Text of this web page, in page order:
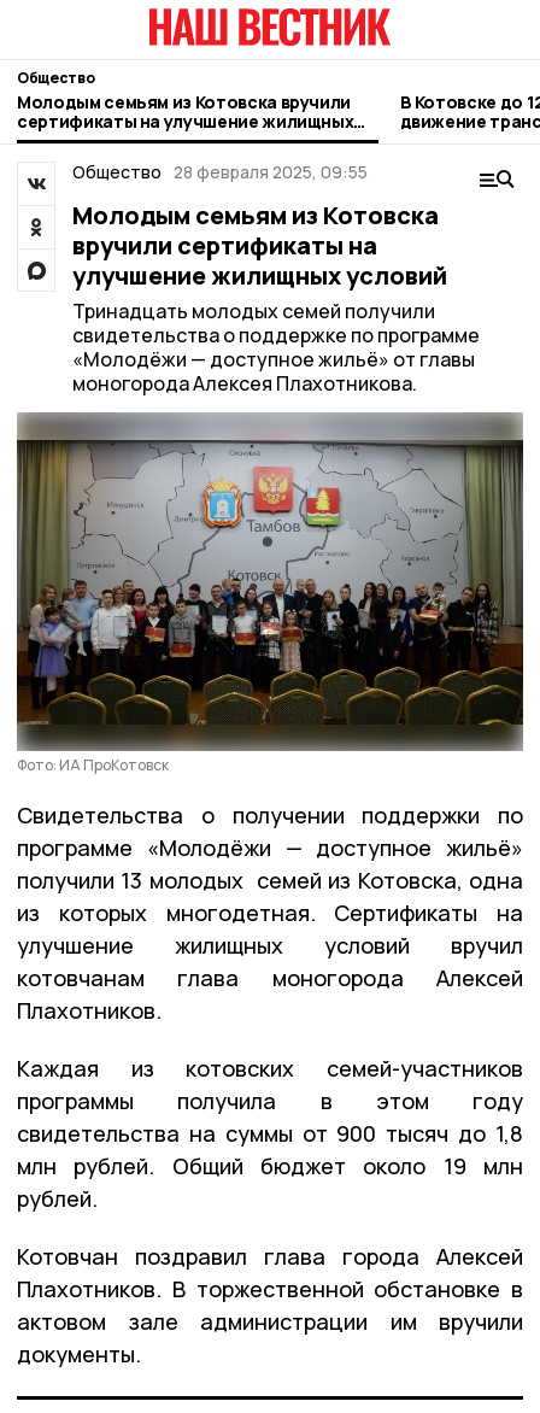
Общество
Молодым семьям из Котовска вручили
сертификаты на улучшение жилищных
условий
В Котовске до
движение
Новой
Общество 28 февраля 2025, 09:55
Молодым семьям из Котовска
вручили сертификаты на
улучшение жилищных условий
Тринадцать молодых семей получили
свидетельства о поддержке по программе
«Молодёжи — доступное жильё» от главы
моногорода Алексея Плахотникова.
Фото: ИА ПроКотовск
Свидетельства о получении поддержки по
программе «Молодёжи — доступное жильё»
получили 13 молодых семей из Котовска, одна
из которых многодетная. Сертификаты на
улучшение жилищных условий вручил
котовчанам глава моногорода Алексей
Плахотников.
Каждая из котовских семей-участников
программы получила в этом году
свидетельства на суммы от 900 тысяч до 1,8
млн рублей. Общий бюджет около 19 млн
рублей.
Котовчан поздравил глава города Алексей
Плахотников. В торжественной обстановке в
актовом зале администрации им вручили
документы.